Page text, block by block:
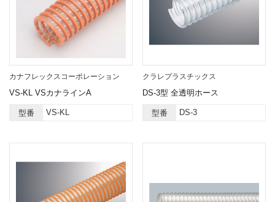
カナフレックスコーポレーション
VS-KL VSカナラインA
型番 VS-KL
クラレプラスチックス
DS-3型 全透明ホース
型番 DS-3